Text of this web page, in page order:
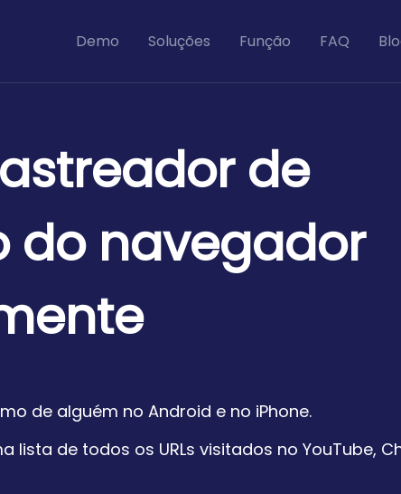
Demo Soluções Função FAQ
de
do navegador
de alguém no Android e no iPhone.
lista de todos os URLs visitados no YouTube,